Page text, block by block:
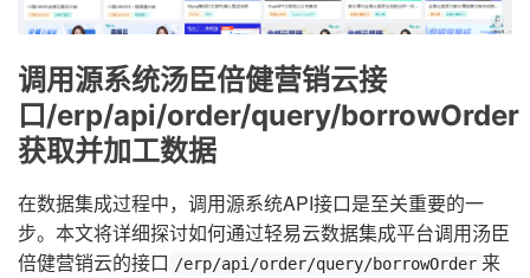
调用源系统汤臣倍健营销云接
口/erp/api/order/query/borrowOrder
获取并加工数据
在数据集成过程中，调用源系统API接口是至关重要的一
步。本文将详细探讨如何通过轻易云数据集成平台调用汤臣
倍健营销云的接口 /erp/api/order/query/borrowOrder 来